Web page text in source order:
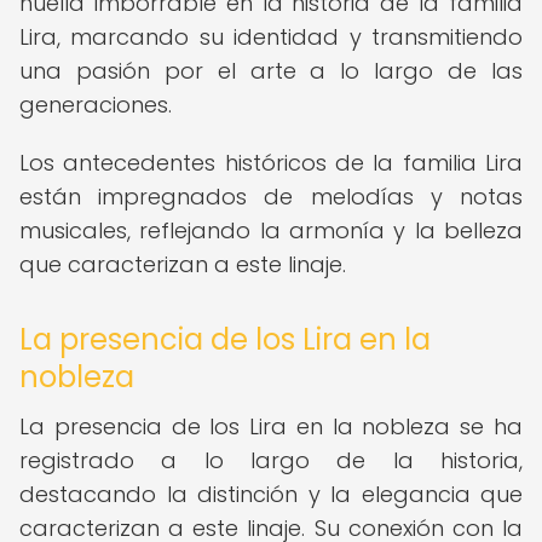
Lira, marcando su identidad y transmitiendo
una pasión por el arte a lo largo de las
generaciones.
Los antecedentes históricos de la familia Lira
están impregnados de melodías y notas
musicales, reflejando la armonía y la belleza
que caracterizan a este linaje.
La presencia de los Lira en la
nobleza
La presencia de los Lira en la nobleza se ha
registrado a lo largo de la historia,
destacando la distinción y la elegancia que
caracterizan a este linaje. Su conexión con la